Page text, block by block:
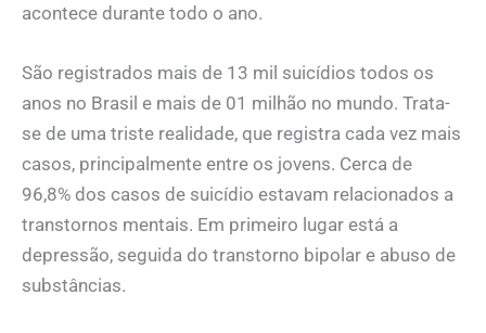
acontece durante todo o ano.​
São registrados mais de 13 mil suicídios todos os
anos no Brasil e mais de 01 milhão no mundo. Trata-
se de uma triste realidade, que registra cada vez mais
casos, principalmente entre os jovens. Cerca de
96,8% dos casos de suicídio estavam relacionados a
transtornos mentais. Em primeiro lugar está a
depressão, seguida do transtorno bipolar e abuso de
substâncias.​